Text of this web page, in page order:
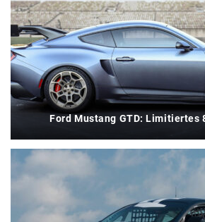
Ford Mustang GTD: Limitiertes